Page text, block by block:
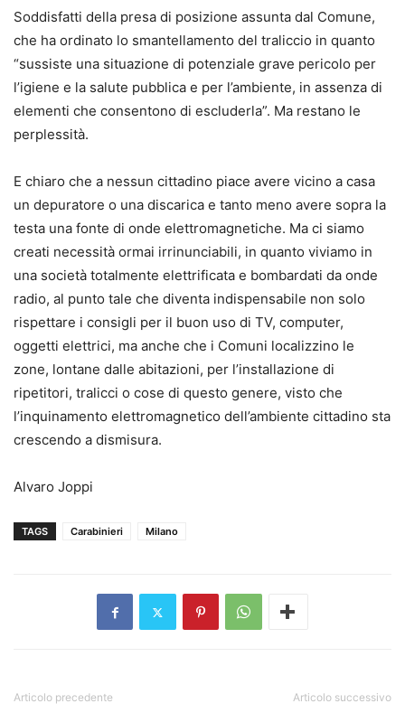
Soddisfatti della presa di posizione assunta dal Comune,
che ha ordinato lo smantellamento del traliccio in quanto
“sussiste una situazione di potenziale grave pericolo per
l’igiene e la salute pubblica e per l’ambiente, in assenza di
elementi che consentono di escluderla”. Ma restano le
perplessità.
E chiaro che a nessun cittadino piace avere vicino a casa
un depuratore o una discarica e tanto meno avere sopra la
testa una fonte di onde elettromagnetiche. Ma ci siamo
creati necessità ormai irrinunciabili, in quanto viviamo in
una società totalmente elettrificata e bombardati da onde
radio, al punto tale che diventa indispensabile non solo
rispettare i consigli per il buon uso di TV, computer,
oggetti elettrici, ma anche che i Comuni localizzino le
zone, lontane dalle abitazioni, per l’installazione di
ripetitori, tralicci o cose di questo genere, visto che
l’inquinamento elettromagnetico dell’ambiente cittadino sta
crescendo a dismisura.
Alvaro Joppi
TAGS Carabinieri Milano
Articolo precedente Articolo successivo